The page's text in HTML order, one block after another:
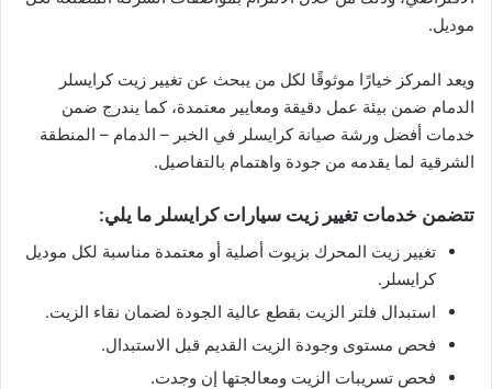
موديل.
ويعد المركز خيارًا موثوقًا لكل من يبحث عن تغيير زيت كرايسلر
الدمام ضمن بيئة عمل دقيقة ومعايير معتمدة، كما يندرج ضمن
خدمات أفضل ورشة صيانة كرايسلر في الخبر – الدمام – المنطقة
الشرقية لما يقدمه من جودة واهتمام بالتفاصيل.
تتضمن خدمات تغيير زيت سيارات كرايسلر ما يلي:
تغيير زيت المحرك بزيوت أصلية أو معتمدة مناسبة لكل موديل
كرايسلر.
استبدال فلتر الزيت بقطع عالية الجودة لضمان نقاء الزيت.
فحص مستوى وجودة الزيت القديم قبل الاستبدال.
فحص تسريبات الزيت ومعالجتها إن وجدت.